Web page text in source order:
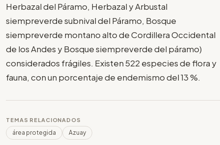
Herbazal del Páramo, Herbazal y Arbustal
siempreverde subnival del Páramo, Bosque
siempreverde montano alto de Cordillera Occidental
de los Andes y Bosque siempreverde del páramo)
considerados frágiles. Existen 522 especies de flora y
fauna, con un porcentaje de endemismo del 13 %.
TEMAS RELACIONADOS
área protegida Azuay